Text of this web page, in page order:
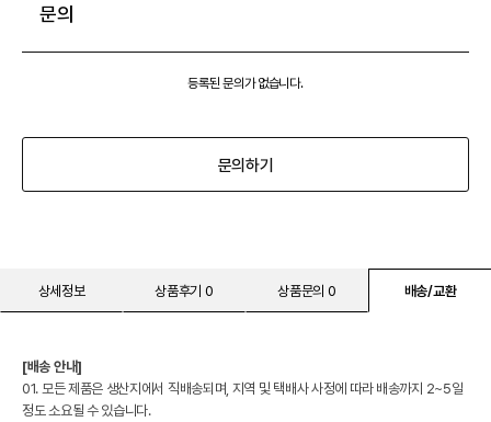
문의
등록된 문의가 없습니다.
문의하기
상세정보 상품후기 0 상품문의 0 배송/교환
[배송 안내]
01. 모든 제품은 생산지에서 직배송되며, 지역 및 택배사 사정에 따라 배송까지 2~5일
정도 소요될 수 있습니다.